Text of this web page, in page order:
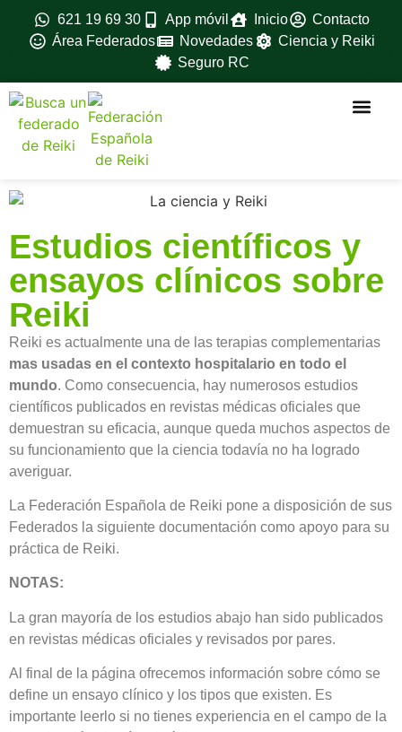
621 19 69 30 App móvil Inicio
Contacto
Área Federados
Novedades
Ciencia y Reiki
Seguro RC
Estudios científicos y
ensayos clínicos sobre
Reiki
Reiki es actualmente una de las terapias complementarias
mas usadas en el contexto hospitalario en todo el
mundo. Como consecuencia, hay numerosos estudios
científicos publicados en revistas médicas oficiales que
demuestran su eficacia, aunque queda muchos aspectos de
su funcionamiento que la ciencia todavía no ha logrado
averiguar.
La Federación Española de Reiki pone a disposición de sus
Federados la siguiente documentación como apoyo para su
práctica de Reiki.
NOTAS:
La gran mayoría de los estudios abajo han sido publicados
en revistas médicas oficiales y revisados por pares.
Al final de la página ofrecemos información sobre cómo se
define un ensayo clínico y los tipos que existen. Es
importante leerlo si no tienes experiencia en el campo de la